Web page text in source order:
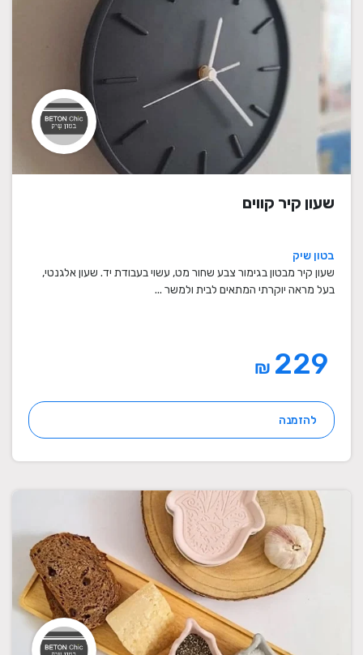
שעון קיר קווים
בטון שיק
שעון קיר מבטון בגימור צבע שחור מט, עשוי בעבודת יד. שעון אלגנטי,
בעל מראה יוקרתי המתאים לבית ולמשר ...
₪
להזמנה